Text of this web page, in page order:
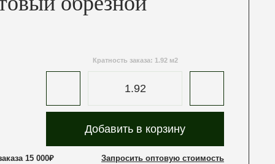
Кратность заказа: 1.92 м2
Добавить в корзину
15 000₽ Запросить оптовую стоимость